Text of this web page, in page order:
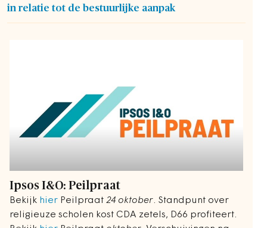
in relatie tot de bestuurlijke aanpak
Ipsos I&O: Peilpraat
Bekijk hier Peilpraat 24 oktober. Standpunt over
religieuze scholen kost CDA zetels, D66 profiteert.